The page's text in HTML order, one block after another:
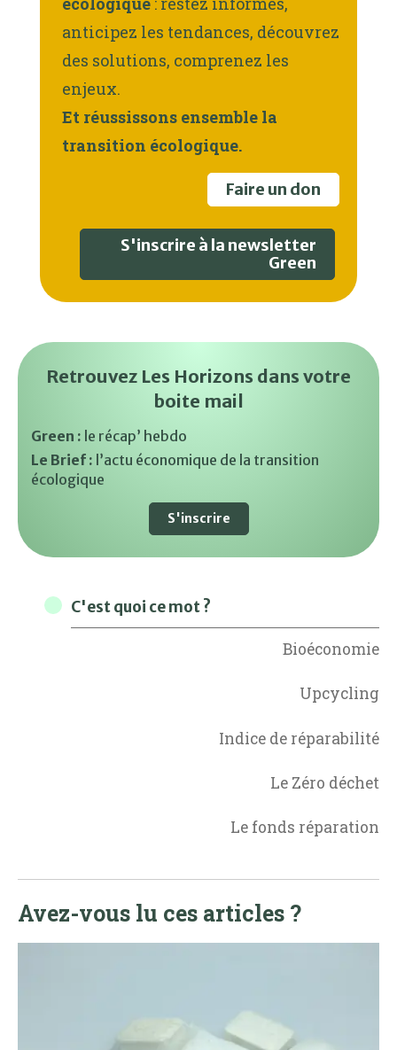
anticipez les tendances, découvrez
des solutions, comprenez les
enjeux.
Et réussissons ensemble la
transition écologique.
Faire un don
S'inscrire à la newsletter
Green
Retrouvez Les Horizons dans votre
boite mail
Green : le récap’ hebdo
Le Brief : l’actu économique de la transition
écologique
S'inscrire
C'est quoi ce mot ?
Bioéconomie
Upcycling
Indice de réparabilité
Le Zéro déchet
Le fonds réparation
Avez-vous lu ces articles ?